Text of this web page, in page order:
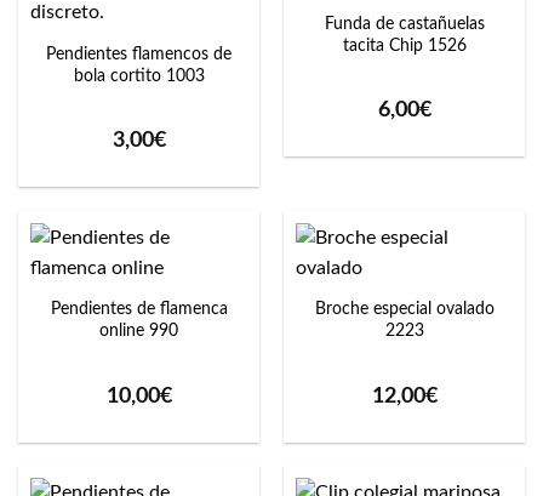
Pendientes flamencos de
bola cortito 1003
3,00€
Funda de castañuelas
tacita Chip 1526
6,00€
Pendientes de flamenca
online 990
10,00€
Broche especial ovalado
2223
12,00€